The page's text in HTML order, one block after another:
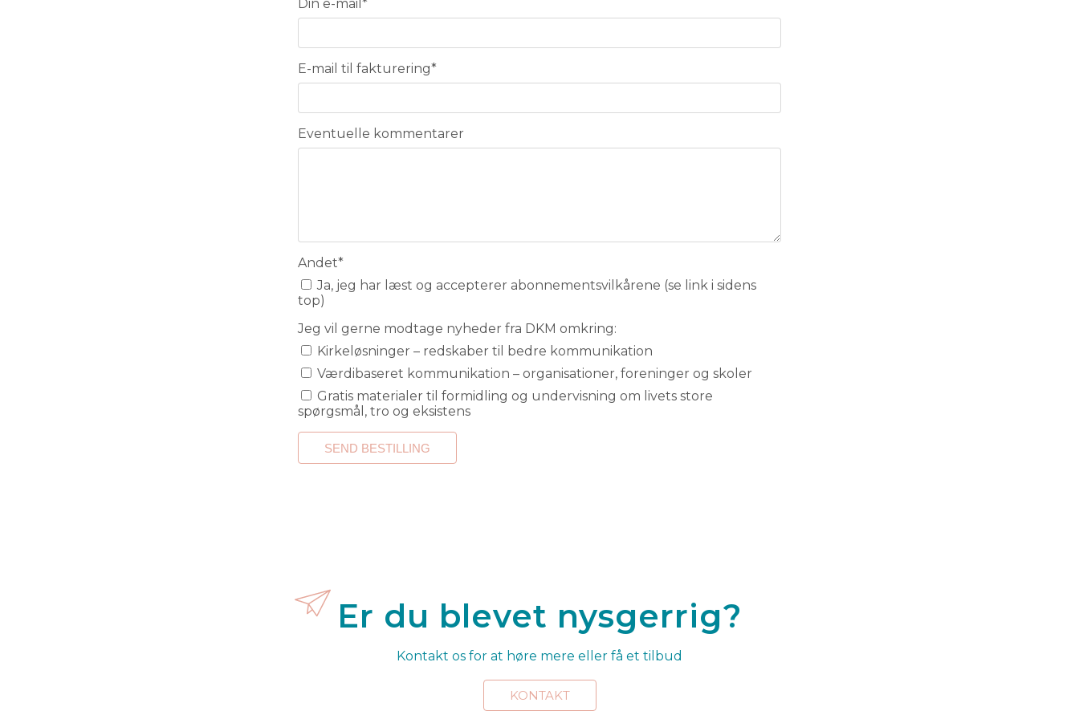
Din e-mail *
E-mail til fakturering*
Eventuelle kommentarer
Andet*
Ja, jeg har læst og accepterer abonnementsvilkårene (se link i sidens
top)
Jeg vil gerne modtage nyheder fra DKM omkring:
Kirkeløsninger – redskaber til bedre kommunikation
Værdibaseret kommunikation – organisationer, foreninger og skoler
spørgsmål, tro og eksistens
Er du blevet nysgerrig?
Kontakt os for at høre mere eller få et tilbud
KONTAKT